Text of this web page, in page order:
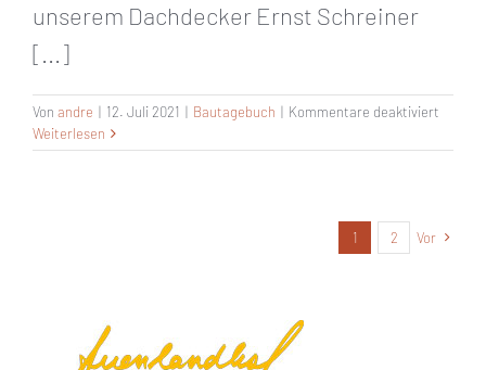
unserem Dachdecker Ernst Schreiner
[...]
Von andre | 12. Juli 2021 | Bautagebuch | Kommentare deaktiviert
Februar
Weiterlesen
1 2 Vor